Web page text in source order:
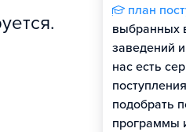
план
выбранных
заведений
нас есть
подобрать
программы